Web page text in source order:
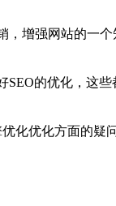
，增强网站的一
的优化，这
化优化方面的疑